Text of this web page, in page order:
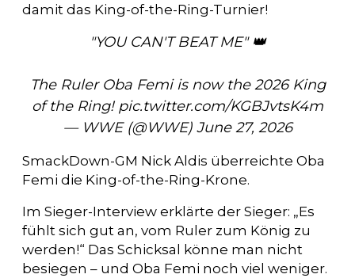
damit das King-of-the-Ring-Turnier!
"YOU CAN'T BEAT ME" 👑
The Ruler Oba Femi is now the 2026 King
of the Ring!pic.twitter.com/KGBJvtsK4m
— WWE (@WWE) June 27, 2026
SmackDown-GM Nick Aldis überreichte Oba
Femi die King-of-the-Ring-Krone.
Im Sieger-Interview erklärte der Sieger: „Es
fühlt sich gut an, vom Ruler zum König zu
werden!“ Das Schicksal könne man nicht
besiegen – und Oba Femi noch viel weniger.